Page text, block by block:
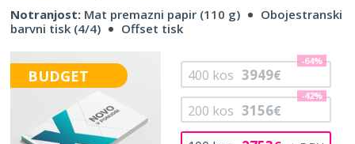
Notranjost: Mat premazni papir (110 g)
Obojestranski
barvni tisk (4/4)
Offset tisk
BUDGET
200 kos 3156€
-42%
400 kos 3949€
-64%